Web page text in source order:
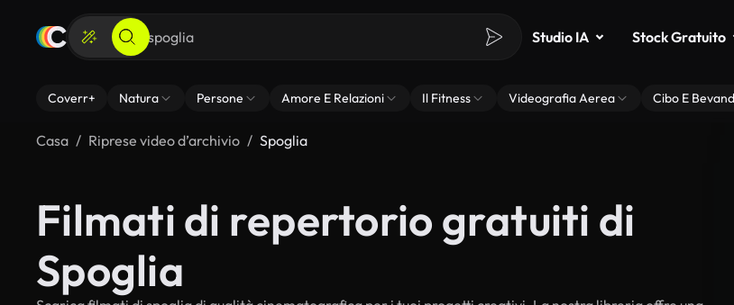
Studio IA Stock Gratuito
Coverr+ Natura Persone Amore E Relazioni Il Fitness Videografia Aerea Cibo E
Casa Riprese video d’archivio Spoglia
Filmati di repertorio gratuiti di
Spoglia